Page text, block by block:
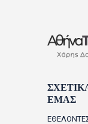
ΕΜΑΣ